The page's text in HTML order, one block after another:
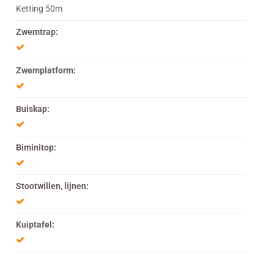
Ketting 50m
Zwemtrap:
Zwemplatform:
Buiskap:
Biminitop:
Stootwillen, lijnen:
Kuiptafel: